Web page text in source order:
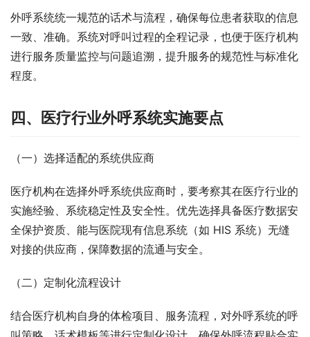
外呼系统统一规范的话术与流程，确保每位患者获取的信息
一致、准确。系统对呼叫过程的全程记录，也便于医疗机构
进行服务质量监控与问题追溯，提升服务的规范性与标准化
程度。​
四、医疗行业外呼系统实施要点​
（一）选择适配的系统供应商​
医疗机构在选择外呼系统供应商时，要考察其在医疗行业的
实施经验、系统稳定性及安全性。优先选择具备医疗数据安
全保护资质、能与医院现有信息系统（如 HIS 系统）无缝
对接的供应商，保障数据的流通与安全。​
（二）定制化流程设计​
结合医疗机构自身的体检项目、服务流程，对外呼系统的呼